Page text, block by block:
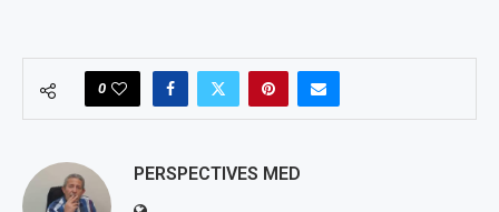
0
PERSPECTIVES MED